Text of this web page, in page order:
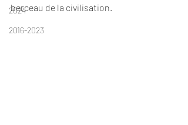
2024
2016-2023
berceau de la civilisation.